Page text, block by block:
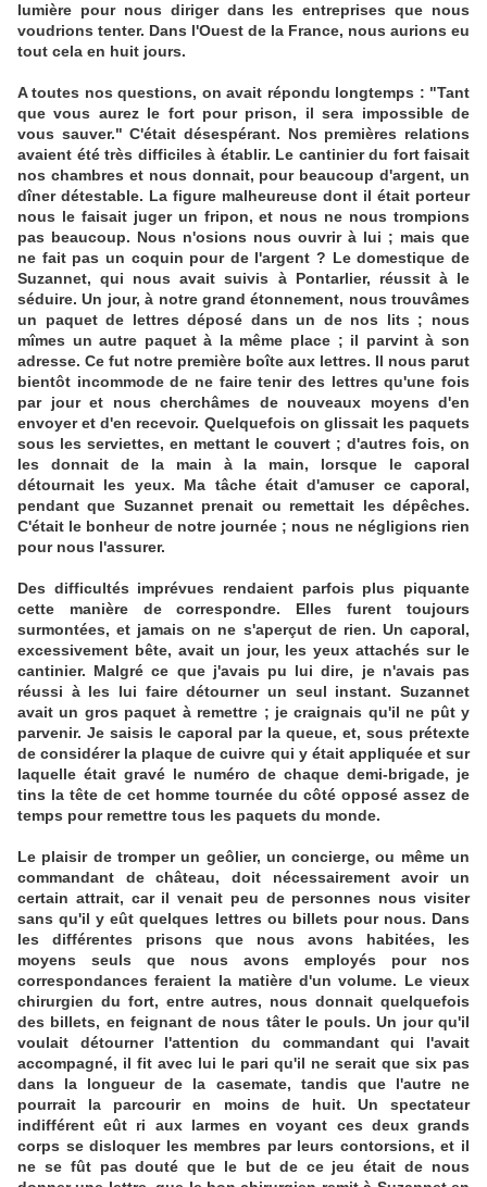
lumière pour nous diriger dans les entreprises que nous
voudrions tenter. Dans l'Ouest de la France, nous aurions eu
tout cela en huit jours.
A toutes nos questions, on avait répondu longtemps : "Tant
que vous aurez le fort pour prison, il sera impossible de
vous sauver." C'était désespérant. Nos premières relations
avaient été très difficiles à établir. Le cantinier du fort faisait
nos chambres et nous donnait, pour beaucoup d'argent, un
dîner détestable. La figure malheureuse dont il était porteur
nous le faisait juger un fripon, et nous ne nous trompions
pas beaucoup. Nous n'osions nous ouvrir à lui ; mais que
ne fait pas un coquin pour de l'argent ? Le domestique de
Suzannet, qui nous avait suivis à Pontarlier, réussit à le
séduire. Un jour, à notre grand étonnement, nous trouvâmes
un paquet de lettres déposé dans un de nos lits ; nous
mîmes un autre paquet à la même place ; il parvint à son
adresse. Ce fut notre première boîte aux lettres. Il nous parut
bientôt incommode de ne faire tenir des lettres qu'une fois
par jour et nous cherchâmes de nouveaux moyens d'en
envoyer et d'en recevoir. Quelquefois on glissait les paquets
sous les serviettes, en mettant le couvert ; d'autres fois, on
les donnait de la main à la main, lorsque le caporal
détournait les yeux. Ma tâche était d'amuser ce caporal,
pendant que Suzannet prenait ou remettait les dépêches.
C'était le bonheur de notre journée ; nous ne négligions rien
pour nous l'assurer.
Des difficultés imprévues rendaient parfois plus piquante
cette manière de correspondre. Elles furent toujours
surmontées, et jamais on ne s'aperçut de rien. Un caporal,
excessivement bête, avait un jour, les yeux attachés sur le
cantinier. Malgré ce que j'avais pu lui dire, je n'avais pas
réussi à les lui faire détourner un seul instant. Suzannet
avait un gros paquet à remettre ; je craignais qu'il ne pût y
parvenir. Je saisis le caporal par la queue, et, sous prétexte
de considérer la plaque de cuivre qui y était appliquée et sur
laquelle était gravé le numéro de chaque demi-brigade, je
tins la tête de cet homme tournée du côté opposé assez de
temps pour remettre tous les paquets du monde.
Le plaisir de tromper un geôlier, un concierge, ou même un
commandant de château, doit nécessairement avoir un
certain attrait, car il venait peu de personnes nous visiter
sans qu'il y eût quelques lettres ou billets pour nous. Dans
les différentes prisons que nous avons habitées, les
moyens seuls que nous avons employés pour nos
correspondances feraient la matière d'un volume. Le vieux
chirurgien du fort, entre autres, nous donnait quelquefois
des billets, en feignant de nous tâter le pouls. Un jour qu'il
voulait détourner l'attention du commandant qui l'avait
accompagné, il fit avec lui le pari qu'il ne serait que six pas
dans la longueur de la casemate, tandis que l'autre ne
pourrait la parcourir en moins de huit. Un spectateur
indifférent eût ri aux larmes en voyant ces deux grands
corps se disloquer les membres par leurs contorsions, et il
ne se fût pas douté que le but de ce jeu était de nous